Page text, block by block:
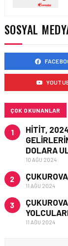
SOSYAL
ÇOK OKUNANLAR
1
HITIT,
DOLARA
10 AĞU 2024
2
11 AĞU 2024
3
11 AĞU 2024